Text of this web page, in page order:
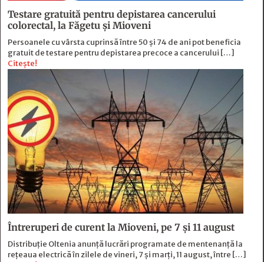
Testare gratuită pentru depistarea cancerului
colorectal, la Făgetu și Mioveni
Persoanele cu vârsta cuprinsă între 50 și 74 de ani pot beneficia
gratuit de testare pentru depistarea precoce a cancerului […]
Citește!
Întreruperi de curent la Mioveni, pe 7 și 11 august
Distribuție Oltenia anunță lucrări programate de mentenanță la
rețeaua electrică în zilele de vineri, 7 și marți, 11 august, între […]